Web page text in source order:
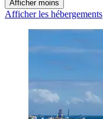
Afficher moins
Afficher les hébergements